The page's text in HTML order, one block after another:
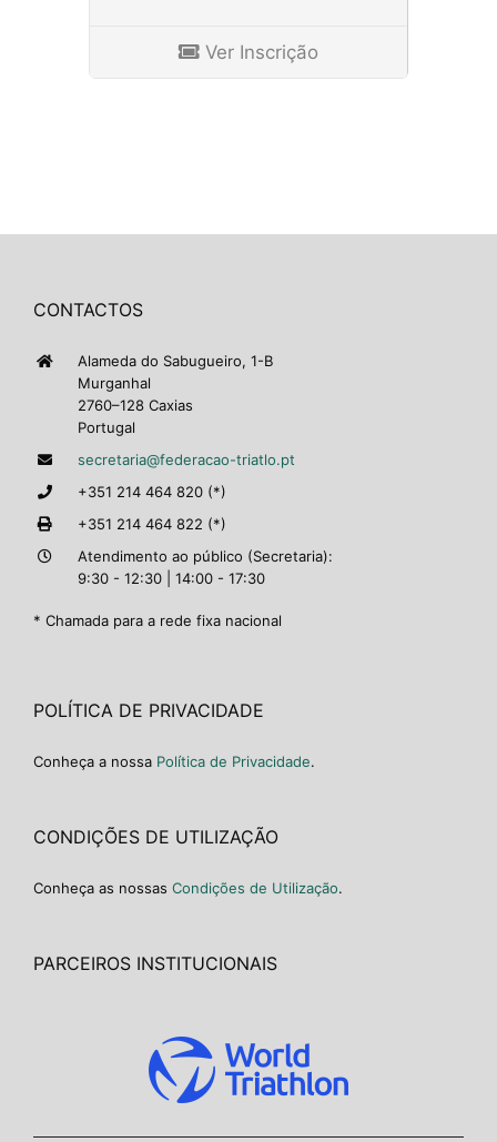
Ver Inscrição
CONTACTOS
Alameda do Sabugueiro, 1-B
Murganhal
2760–128 Caxias
Portugal
secretaria@federacao-triatlo.pt
+351 214 464 820 (*)
+351 214 464 822 (*)
Atendimento ao público (Secretaria):
9:30 - 12:30 | 14:00 - 17:30
* Chamada para a rede fixa nacional
POLÍTICA DE PRIVACIDADE
Conheça a nossa Política de Privacidade.
CONDIÇÕES DE UTILIZAÇÃO
Conheça as nossas Condições de Utilização.
PARCEIROS INSTITUCIONAIS